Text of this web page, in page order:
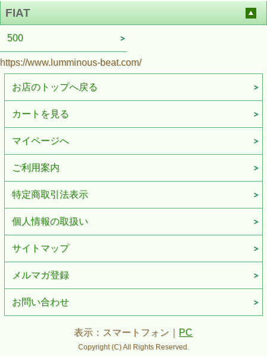
FIAT
500
https://www.lumminous-beat.com/
お店のトップへ戻る
カートを見る
マイページへ
ご利用案内
特定商取引法表示
個人情報の取扱い
サイトマップ
メルマガ登録
お問い合わせ
表示：スマートフォン｜ PC
Copyright (C) All Rights Reserved.